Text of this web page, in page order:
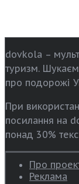
dovkola –
туризм.
про подорожі
При
посилання на
понад 30%
Про
Реклама